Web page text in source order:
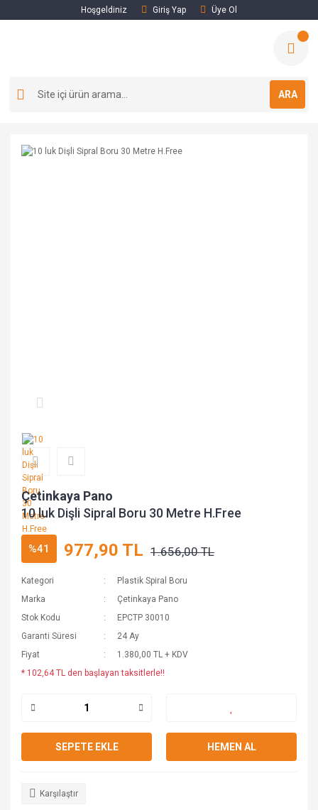
Hoşgeldiniz Giriş Yap Üye Ol
ARA
Çetinkaya Pano
10 luk Dişli Sipral Boru 30 Metre H.Free
%41 977,90 TL 1.656,00 TL
Kategori
Plastik Spiral Boru
Marka
Çetinkaya Pano
Stok Kodu
EPCTP 30010
Garanti Süresi
24 Ay
Fiyat
1.380,00 TL + KDV
* 102,64 TL den başlayan taksitlerle!!
SEPETE EKLE HEMEN AL
Karşılaştır